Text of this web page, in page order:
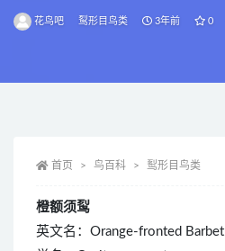
花鸟吧 䴕形目鸟类 3年前 0
首页 鸟百科 䴕形目鸟类
橙额须䴕
英文名：Orange-fronted Barbet